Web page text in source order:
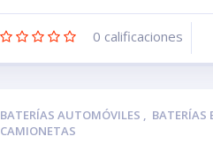
0 calificaciones
BATERÍAS AUTOMÓVILES , BATERÍAS
CAMIONETAS